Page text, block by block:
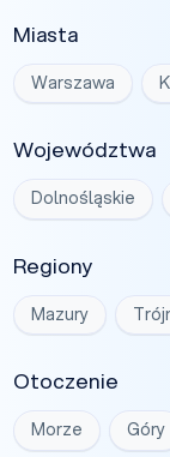
Miasta
Warszawa
Województwa
Dolnośląskie
Regiony
Mazury
Otoczenie
Morze Góry